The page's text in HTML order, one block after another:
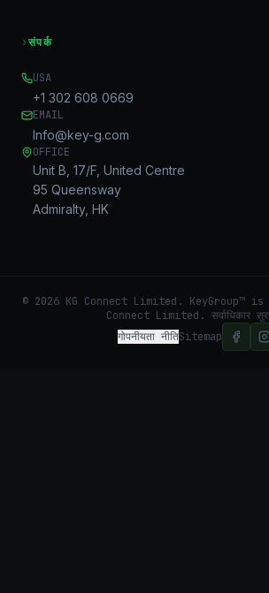
›संपर्क
USA
+1 302 608 0669
EMAIL
Info@key-g.com
OFFICE
Unit B, 17/F, United Centre
95 Queensway
Admiralty, HK
© 2026KG Connect Limited. KeyGroup™ is
Connect Limited. सर्वाधिकार
गोपनीयता नीतिSitemap